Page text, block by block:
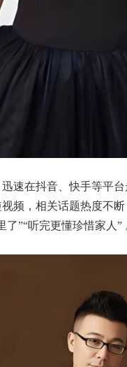
速在抖音、快手等平
频，相关话题热度不
”“听完更懂珍惜家人”